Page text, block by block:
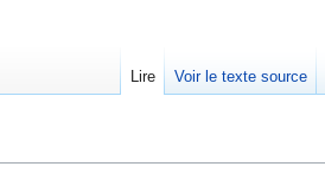
Lire Voir le texte source